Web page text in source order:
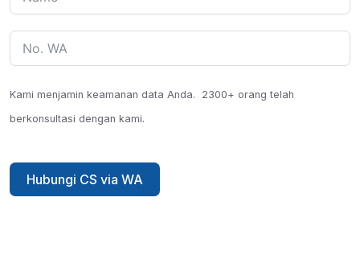
Kami menjamin keamanan data Anda. 2300+ orang telah
berkonsultasi dengan kami.
Hubungi CS via WA